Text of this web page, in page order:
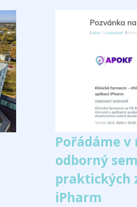
Pořádáme v
odborný
praktických
iPharm